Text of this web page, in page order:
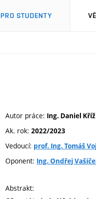
PRO STUDENTY
Autor práce: Ing. Daniel Kříž
Ak. rok:2022/2023
Vedoucí: prof. Ing. Tomáš
Oponent: Ing. Ondřej
Abstrakt: